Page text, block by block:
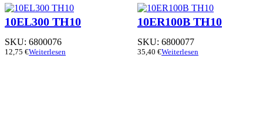
10EL300 TH10
SKU: 6800076
12,75 €Weiterlesen
10ER100B TH10
SKU: 6800077
35,40 €Weiterlesen